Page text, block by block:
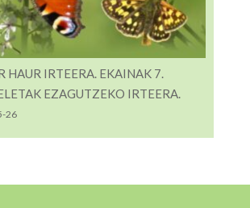
HAUR IRTEERA. EKAINAK 7.
EZAGUTZEKO IRTEERA.
26